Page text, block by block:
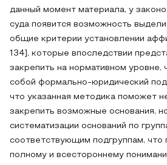
данный момент материала, у
суда появится возможность
общие критерии установлении
134], которые впоследствии
закрепить на нормативном уровне,
собой формально-юридический
что указанная методика поможет
закрепить возможные основания,
систематизации оснований по
соответствующим подгруппам, что
полному и всестороннему